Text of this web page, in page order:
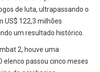
de luta, ultrapassando o
US$ 122,3 milhões
um resultado histórico.
2, houve uma
elenco passou cinco meses